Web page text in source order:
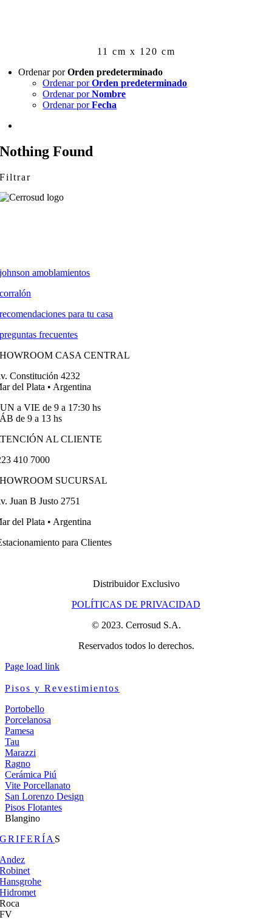
11 cm x 120 cm
Ordenar porOrden predeterminado
Ordenar porOrden predeterminado
Ordenar porNombre
Ordenar porFecha
Nothing Found
Filtrar
johnson amoblamientos
corralón
recomendaciones para tu casa
preguntas frecuentes
CASA CENTRAL
Constitución 4232
del Plata • Argentina
a VIE de 9 a 17:30 hs
de 9 a 13 hs
AL CLIENTE
410 7000
SUCURSAL
Juan B Justo 2751
del Plata • Argentina
para Clientes
Distribuidor Exclusivo
POLÍTICAS DE PRIVACIDAD
© 2023. Cerrosud S.A.
Reservados todos lo derechos.
Page load link
Pisos y Revestimientos
Portobello
Porcelanosa
Pamesa
Tau
Marazzi
Ragno
Cerámica Piú
Vite Porcellanato
San Lorenzo Design
Pisos Flotantes
Blangino
GRIFERÍA S
Andez
Robinet
Hansgrohe
Hidromet
Roca
FV